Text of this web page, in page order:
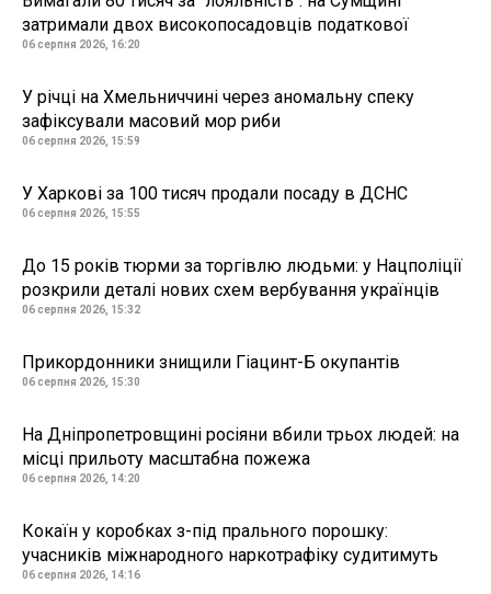
затримали двох високопосадовців податкової
06 серпня 2026, 16:20
У річці на Хмельниччині через аномальну спеку
зафіксували масовий мор риби
06 серпня 2026, 15:59
У Харкові за 100 тисяч продали посаду в ДСНС
06 серпня 2026, 15:55
До 15 років тюрми за торгівлю людьми: у Нацполіції
розкрили деталі нових схем вербування українців
06 серпня 2026, 15:32
Прикордонники знищили Гіацинт-Б окупантів
06 серпня 2026, 15:30
На Дніпропетровщині росіяни вбили трьох людей: на
місці прильоту масштабна пожежа
06 серпня 2026, 14:20
Кокаїн у коробках з-під прального порошку:
учасників міжнародного наркотрафіку судитимуть
06 серпня 2026, 14:16